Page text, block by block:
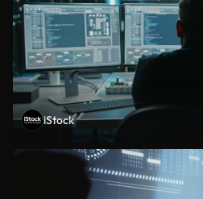
iStock